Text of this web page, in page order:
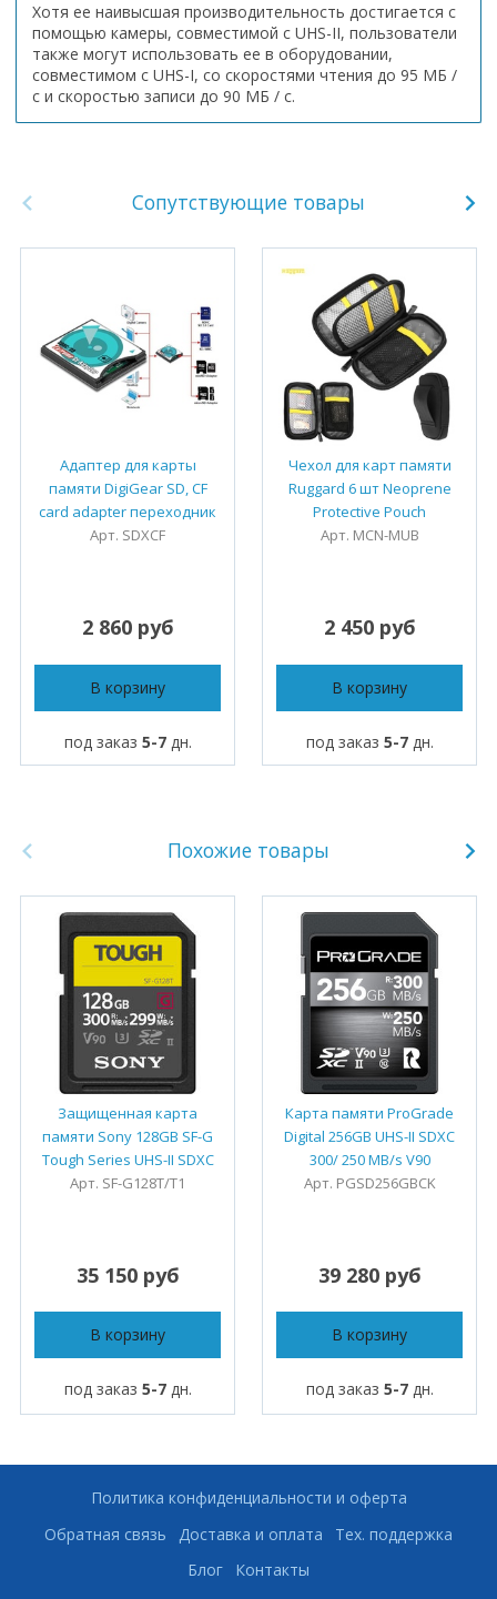
Хотя ее наивысшая производительность достигается с
помощью камеры, совместимой с UHS-II, пользователи
также могут использовать ее в оборудовании,
совместимом с UHS-I, со скоростями чтения до 95 МБ /
с и скоростью записи до 90 МБ / с.
Сопутствующие товары
Адаптер для карты
памяти DigiGear SD, CF
card adapter переходник
Арт. SDXCF
2 860 руб
В корзину
под заказ 5-7дн.
Чехол для карт памяти
Ruggard 6 шт Neoprene
Protective Pouch
Арт. MCN-MUB
2 450 руб
В корзину
под заказ 5-7дн.
Похожие товары
Защищенная карта
памяти Sony 128GB SF-G
Tough Series UHS-II SDXC
Арт. SF-G128T/T1
35 150 руб
В корзину
под заказ 5-7дн.
Карта памяти ProGrade
Digital 256GB UHS-II SDXC
300/ 250 MB/s V90
Арт. PGSD256GBCK
39 280 руб
В корзину
под заказ 5-7дн.
Политика конфиденциальности и оферта
Обратная связь
Доставка и оплата
Тех. поддержка
Блог
Контакты